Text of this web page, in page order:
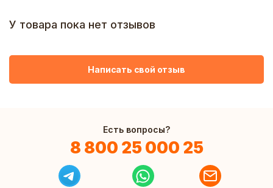
У товара пока нет отзывов
Написать свой отзыв
Есть вопросы?
8 800 25 000 25